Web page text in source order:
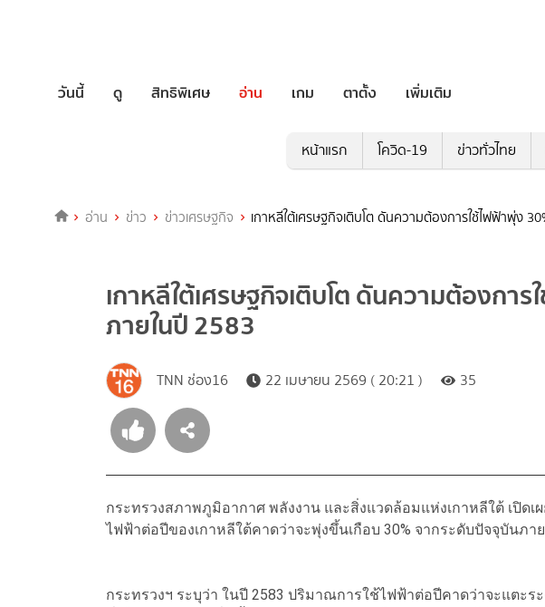
วันนี้ ดู สิทธิพิเศษ อ่าน เกม ตาตั้ง เพิ่มเติม
หน้าแรก โควิด-19 ข่าวทั่วไทย
อ่าน ข่าว ข่าวเศรษฐกิจ เกาหลีใต้เศรษฐกิจเติบโต ดันความต้องการใช้ไฟฟ้าพุ่ง
เกาหลีใต้เศรษฐกิจเติบโต ดันความต้องกา
ภายในปี 2583
TNN ช่อง16 22 เมษายน 2569 ( 20:21 ) 35
กระทรวงสภาพภูมิอากาศ พลังงาน และสิ่งแวดล้อมแห่งเกาหลีใต้ เปิด
ไฟฟ้าต่อปีของเกาหลีใต้คาดว่าจะพุ่งขึ้นเกือบ 30% จากระดับปัจจุบันภา
กระทรวงฯ ระบุว่า ในปี 2583 ปริมาณการใช้ไฟฟ้าต่อปีคาดว่าจะแตะระ